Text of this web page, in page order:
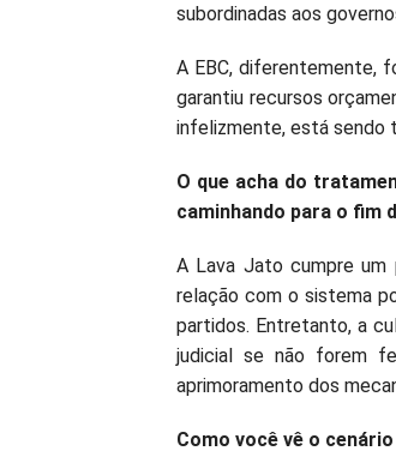
subordinadas aos
A EBC, diferentemente,
garantiu recursos
infelizmente, está sendo
O que acha do
caminhando para o fim
A Lava Jato cumpre um
relação com o sistema
partidos. Entretanto, a
judicial se não forem
aprimoramento dos
Como você vê o